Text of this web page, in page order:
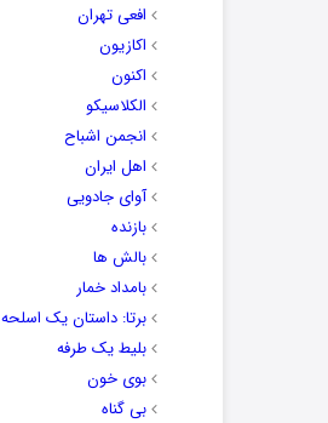
افعی تهران
اکازیون
اکنون
الکلاسیکو
انجمن اشباح
اهل ایران
آوای جادویی
بازنده
بالش ها
بامداد خمار
برتا: داستان یک اسلحه
بلیط یک‌‌ طرفه
بوی خون
بی گناه